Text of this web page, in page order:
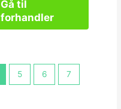
Gå til
forhandler
5 6 7